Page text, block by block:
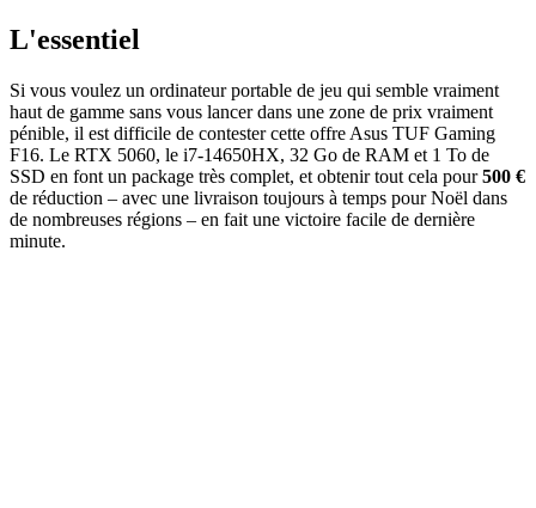
L'essentiel
Si vous voulez un ordinateur portable de jeu qui semble vraiment
haut de gamme sans vous lancer dans une zone de prix vraiment
pénible, il est difficile de contester cette offre Asus TUF Gaming
F16. Le RTX 5060, le i7-14650HX, 32 Go de RAM et 1 To de
SSD en font un package très complet, et obtenir tout cela pour500 €
de réduction – avec une livraison toujours à temps pour Noël dans
de nombreuses régions – en fait une victoire facile de dernière
minute.